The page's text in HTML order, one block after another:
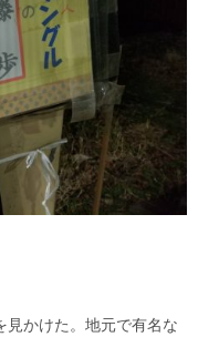
かけた。地元で有名な